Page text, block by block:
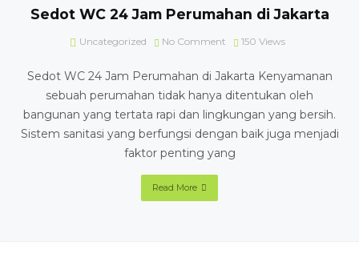
Sedot WC 24 Jam Perumahan di Jakarta
Uncategorized No Comment 150 Views
Sedot WC 24 Jam Perumahan di Jakarta Kenyamanan
sebuah perumahan tidak hanya ditentukan oleh
bangunan yang tertata rapi dan lingkungan yang bersih.
Sistem sanitasi yang berfungsi dengan baik juga menjadi
faktor penting yang
Read More